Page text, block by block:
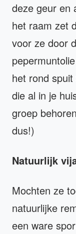
deze geur en
het raam zet
voor ze door
het rond
die al in je
groep
dus!)
Natuurlijk
Mochten ze
natuurlijke
een ware